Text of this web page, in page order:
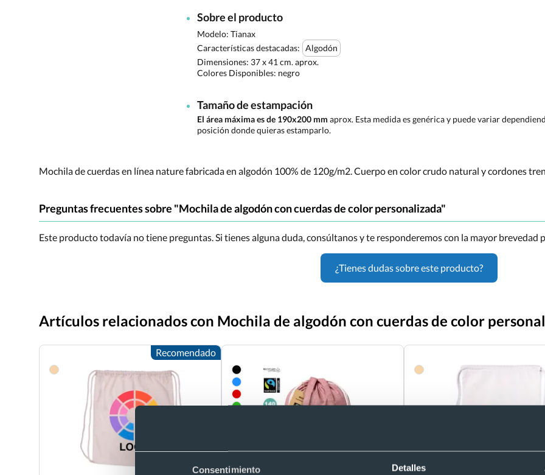
Consentimiento Detalles
Sobre el producto
Modelo: Tianax
Características destacadas: Algodón
Dimensiones: 37 x 41 cm. aprox.
Colores Disponibles: negro
Tamaño de estampación
El área máxima es de 190x200 mm aprox. Esta medida es genérica y puede variar
posición donde quieras estamparlo.
Mochila de cuerdas en línea nature fabricada en algodón 100% de 120g/m2. Cuerpo en color crudo natural y cordones
Preguntas frecuentes sobre "Mochila de algodón con cuerdas de color personalizada"
Este producto todavía no tiene preguntas. Si tienes alguna duda, consúltanos y te responderemos con la mayor brevedad
¿Tienes dudas sobre este producto?
Artículos relacionados con Mochila de algodón con cuerdas de color
Recomendado